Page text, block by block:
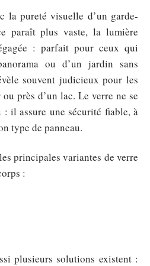
la pureté visuelle d’un garde-
paraît plus vaste, la lumière
: parfait pour ceux qui
ou d’un jardin sans
souvent judicieux pour les
près d’un lac. Le verre ne se
: il assure une sécurité fiable, à
type de panneau.
principales variantes de verre
:
plusieurs solutions existent :